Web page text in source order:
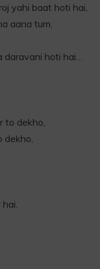
yahi baat hoti hai,
aana tum,
hoti hai…
to dekho,
dekho,